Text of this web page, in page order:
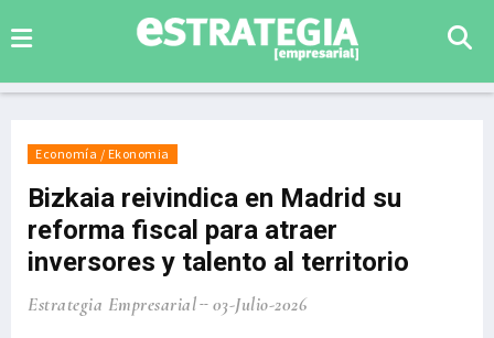
Economía / Ekonomia
Bizkaia reivindica en Madrid su
reforma fiscal para atraer
inversores y talento al territorio
Estrategia Empresarial 03-Julio-2026